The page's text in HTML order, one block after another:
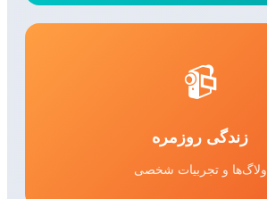
📹
زندگی روزمره
ولاگ‌ها و تجربیات شخصی